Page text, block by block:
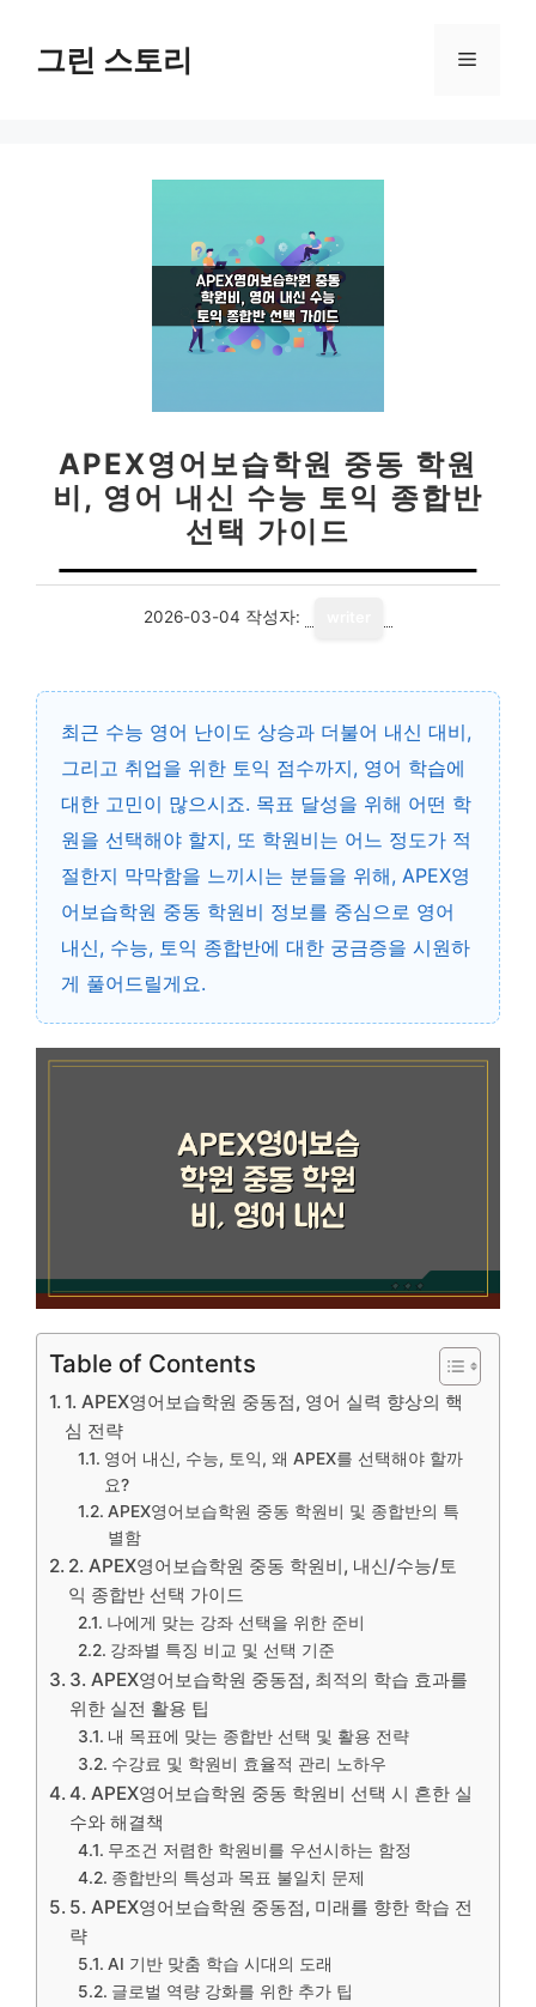
그린 스토리 메
APEX영어보습학원 중동 학원
비, 영어 내신 수능 토익 종합반
선택 가이드
2026-03-04 작성자:
최근 수능 영어 난이도 상승과 더불어 내신 대비,
그리고 취업을 위한 토익 점수까지, 영어 학습에
대한 고민이 많으시죠. 목표 달성을 위해 어떤 학
원을 선택해야 할지, 또 학원비는 어느 정도가 적
절한지 막막함을 느끼시는 분들을 위해, APEX영
어보습학원 중동 학원비 정보를 중심으로 영어
내신, 수능, 토익 종합반에 대한 궁금증을 시원하
게 풀어드릴게요.
Table of Contents
1. APEX영어보습학원 중동점, 영어 실력 향상의 핵
심 전략
영어 내신, 수능, 토익, 왜 APEX를 선택해야 할까
요?
APEX영어보습학원 중동 학원비 및 종합반의 특
별함
2. APEX영어보습학원 중동 학원비, 내신/수능/토
익 종합반 선택 가이드
나에게 맞는 강좌 선택을 위한 준비
강좌별 특징 비교 및 선택 기준
3. APEX영어보습학원 중동점, 최적의 학습 효과를
위한 실전 활용 팁
내 목표에 맞는 종합반 선택 및 활용 전략
수강료 및 학원비 효율적 관리 노하우
4. APEX영어보습학원 중동 학원비 선택 시 흔한 실
수와 해결책
무조건 저렴한 학원비를 우선시하는 함정
종합반의 특성과 목표 불일치 문제
5. APEX영어보습학원 중동점, 미래를 향한 학습 전
략
AI 기반 맞춤 학습 시대의 도래
글로벌 역량 강화를 위한 추가 팁